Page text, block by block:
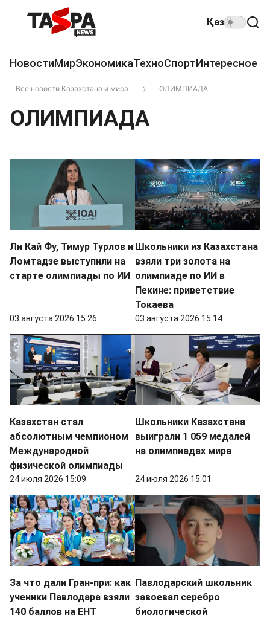
Қаз
НовостиМирЭкономикаТехноСпортИнтересное
Все новости Казахстана и мира ОЛИМПИАДА
ОЛИМПИАДА
Ли Кай Фу, Тимур Турлов и
Ломтадзе выступили на
старте олимпиады по ИИ
03 августа 2026 15:26
Школьники из Казахстана
взяли три золота на
олимпиаде по ИИ в
Пекине: приветствие
Токаева
03 августа 2026 15:14
Казахстан стал
абсолютным чемпионом
Международной
физической олимпиады
24 июля 2026 15:09
Школьники Казахстана
выиграли 1 059 медалей
на олимпиадах мира
24 июля 2026 15:01
За что дали Гран-при: как
ученики Павлодара взяли
140 баллов на ЕНТ
Павлодарский школьник
завоевал серебро
биологической